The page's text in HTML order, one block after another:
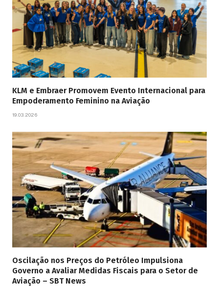
KLM e Embraer Promovem Evento Internacional para
Empoderamento Feminino na Aviação
19.03.2026
Oscilação nos Preços do Petróleo Impulsiona
Governo a Avaliar Medidas Fiscais para o Setor de
Aviação – SBT News